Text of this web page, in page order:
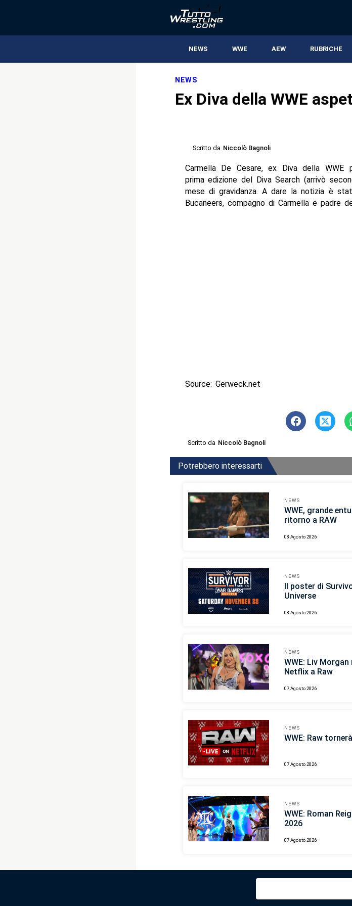
NEWS WWE AEW RUBRICHE
NEWS
Ex Diva della WWE
Scritto da Niccolò Bagnoli
Carmella De Cesare, ex Diva della
prima edizione del Diva Search (arrivò
mese di gravidanza. A dare la notizia è
Bucaneers, compagno di Carmella e padre
Source: Gerweck.net
Scritto da Niccolò Bagnoli
Potrebbero interessarti
NEWS
WWE, grande
ritorno a RAW
08 Agosto 2026
NEWS
Il poster di
Universe
08 Agosto 2026
NEWS
WWE: Liv
Netflix a Raw
07 Agosto 2026
NEWS
WWE: Raw
07 Agosto 2026
NEWS
WWE: Roman
2026
07 Agosto 2026